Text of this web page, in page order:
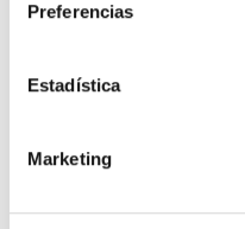
Preferencias
Estadística
Marketing